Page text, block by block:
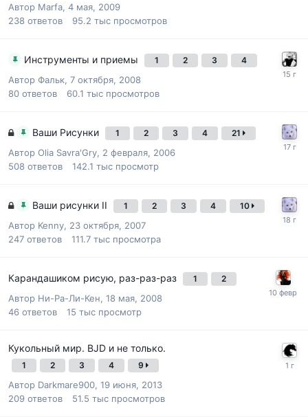
Автор Marfa, 4 мая, 2009
238 ответов 95.2 тыс просмотров
Инструменты и приемы 1 2 3 4
Автор Фальк, 7 октября, 2008
80 ответов 60.1 тыс просмотров
Ваши Рисунки 1 2 3 4 21
Автор Olia Savra'Gry, 2 февраля, 2006
508 ответов 142.1 тыс просмотр
Ваши рисунки II 1 2 3 4 10
Автор Kenny, 23 октября, 2007
247 ответов 111.7 тыс просмотра
Карандашиком рисую, раз-раз-раз 1 2
Автор Ни-Ра-Ли-Кен, 18 мая, 2008
46 ответов 15 тыс просмотр
Кукольный мир. BJD и не только.
1 2 3 4 9
Автор Darkmare900, 19 июня, 2013
209 ответов 51.5 тыс просмотров